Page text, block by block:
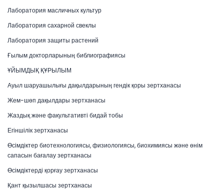
Лаборатория масличных культур
Лаборатория сахарной свеклы
Лаборатория защиты растений
Ғылым докторларының библиографиясы
ҰЙЫМДЫҚ ҚҰРЫЛЫМ
Ауыл шаруашылығы дақылдарының гендік қоры зертханасы
Жем-шөп дақылдары зертханасы
Жаздық және факультативті бидай тобы
Егіншілік зертханасы
Өсімдіктер биотехнологиясы, физиологиясы, биохимиясы және өнім
сапасын бағалау зертханасы
Өсімдіктерді қорғау зертханасы
Қант қызылшасы зертханасы